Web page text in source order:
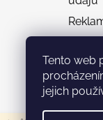
Tento web
jejich
FAQ